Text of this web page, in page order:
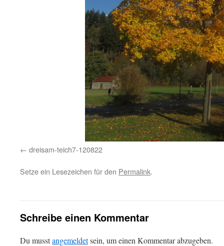
dreisam-teich7-120822
Setze ein Lesezeichen für den Permalink.
Schreibe einen Kommentar
Du musstangemeldetsein, um einen Kommentar abzugeben.